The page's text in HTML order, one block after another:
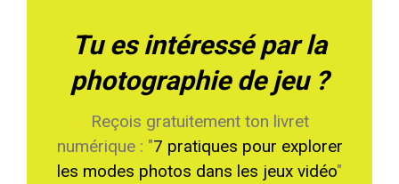
Tu es intéressé par la
photographie de jeu ?
Reçois gratuitement ton livret
numérique : "7 pratiques pour explorer
les modes photos dans les jeux vidéo"